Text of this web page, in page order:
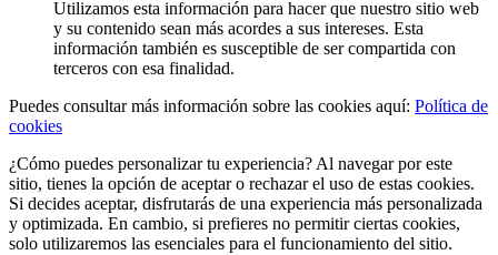
Utilizamos esta información para hacer que nuestro sitio web
y su contenido sean más acordes a sus intereses. Esta
información también es susceptible de ser compartida con
terceros con esa finalidad.
Puedes consultar más información sobre las cookies aquí: Política de
cookies
¿Cómo puedes personalizar tu experiencia? Al navegar por este
sitio, tienes la opción de aceptar o rechazar el uso de estas cookies.
Si decides aceptar, disfrutarás de una experiencia más personalizada
y optimizada. En cambio, si prefieres no permitir ciertas cookies,
solo utilizaremos las esenciales para el funcionamiento del sitio.